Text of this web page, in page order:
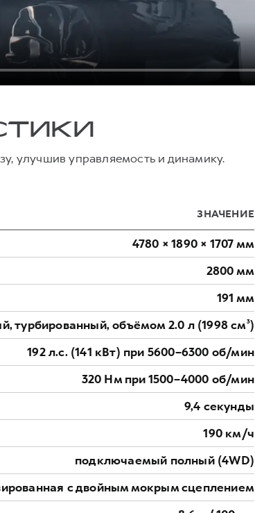
улучшив управляемость и динамику.
ЗНАЧЕНИЕ
4780 × 1890 × 1707 мм
2800 мм
191 мм
турбированный, объёмом 2.0 л (1998 см³)
192 л.с. (141 кВт) при 5600–6300 об/мин
320 Нм при 1500–4000 об/мин
9,4 секунды
190 км/ч
подключаемый полный (4WD)
с двойным мокрым сцеплением